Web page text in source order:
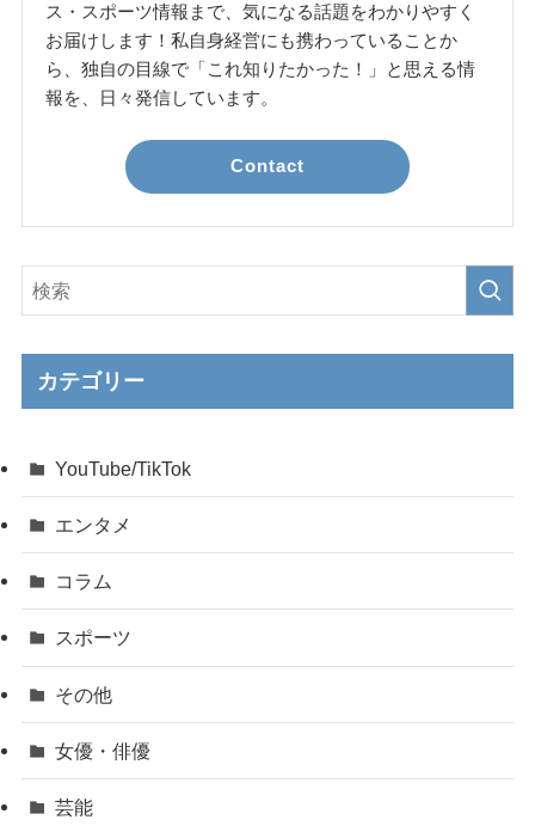
ス・スポーツ情報まで、気になる話題をわかりやすく
お届けします！私自身経営にも携わっていることか
ら、独自の目線で「これ知りたかった！」と思える情
報を、日々発信しています。
Contact
カテゴリー
YouTube/TikTok
エンタメ
コラム
スポーツ
その他
女優・俳優
芸能